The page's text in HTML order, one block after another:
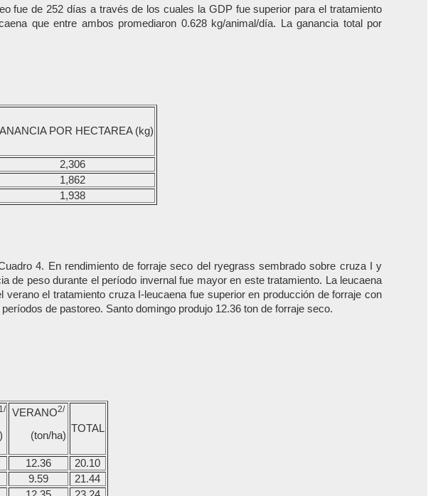
fue de 252 días a través de los cuales la GDP fue superior para el tratamiento
que entre ambos promediaron 0.628 kg/animal/día. La ganancia total por
POR HECTAREA (kg)
2,306
1,862
1,938
4. En rendimiento de forraje seco del ryegrass sembrado sobre cruza I y
de peso durante el período invernal fue mayor en este tratamiento. La leucaena
el tratamiento cruza I-leucaena fue superior en producción de forraje con
de pastoreo. Santo domingo produjo 12.36 ton de forraje seco.
1/ VERANO2/
(ton/ha)
TOTAL
12.36
20.10
9.59
21.44